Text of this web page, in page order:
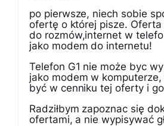
po pierwsze, niech sobie
ofertę o której pisze.
do rozmów,internet w
jako modem do internetu!
Telefon G1 nie może byc
jako modem w komputerze,
być w cenniku tej oferty i
Radziłbym zapoznac się
ofertami, a nie wypisywać